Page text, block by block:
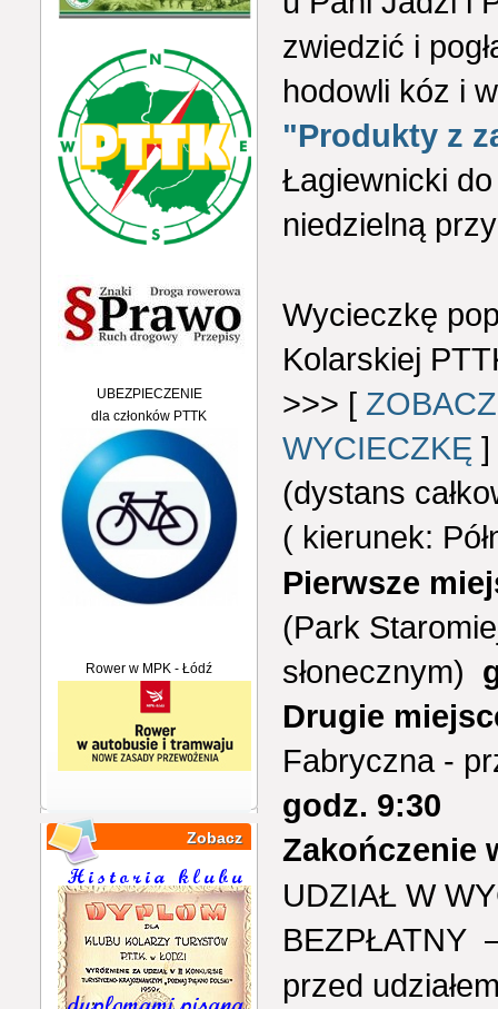
UBEZPIECZENIE
dla członków PTTK
Rower w MPK - Łódź
Zobacz
zwiedzić i
hodowli kóz i
"Produkty z
Łagiewnicki
niedzielną
Wycieczkę
Kolarskiej
>>> [
WYCIECZKĘ ]
(dystans
( kierunek:
Pierwsze
(Park
słonecznym)
Drugie
Fabryczna -
godz. 9:30
Zakończenie
UDZIAŁ W
BEZPŁATNY
przed